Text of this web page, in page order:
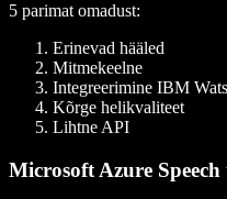
5 parimat omadust:
Erinevad hääled
Mitmekeelne
Integreerimine IBM
Kõrge helikvaliteet
Lihtne API
Microsoft Azure Speech